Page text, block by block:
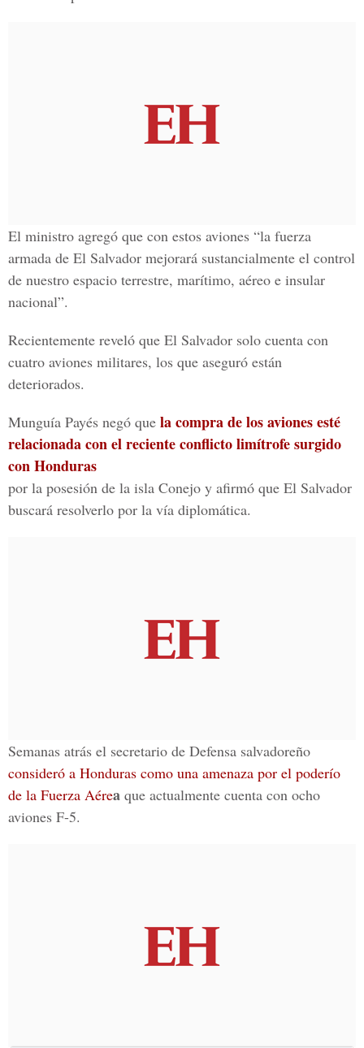
El ministro agregó que con estos aviones “la fuerza
armada de El Salvador mejorará sustancialmente el control
de nuestro espacio terrestre, marítimo, aéreo e insular
nacional”.
Recientemente reveló que El Salvador solo cuenta con
cuatro aviones militares, los que aseguró están
deteriorados.
Munguía Payés negó que la compra de los aviones esté
relacionada con el reciente conflicto limítrofe surgido
con Honduras
por la posesión de la isla Conejo y afirmó que El Salvador
buscará resolverlo por la vía diplomática.
Semanas atrás el secretario de Defensa salvadoreño
consideró a Honduras como una amenaza por el poderío
de la Fuerza Aérea que actualmente cuenta con ocho
aviones F-5.